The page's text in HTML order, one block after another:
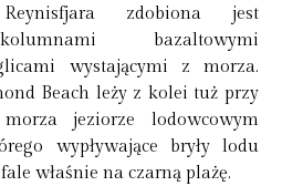
Reynisfjara zdobiona jest
bazaltowymi
wystającymi z morza.
Beach leży z kolei tuż przy
jeziorze lodowcowym
wypływające bryły lodu
właśnie na czarną plażę.